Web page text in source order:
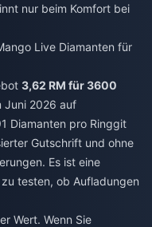
nur beim Komfort bei
Live Diamanten für
3,62 RM für 3600
Juni 2026 auf
Diamanten pro Ringgit
Gutschrift und ohne
Es ist eine
testen, ob Aufladungen
Wert. Wenn Sie